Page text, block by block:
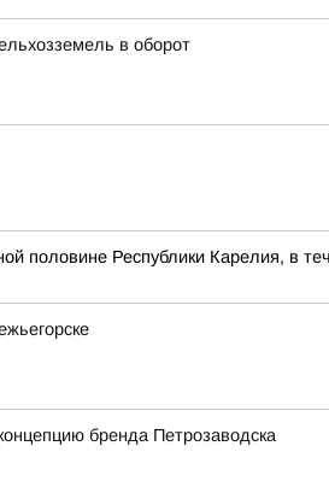
в оборот
половине Республики Карелия, в
бренда Петрозаводска